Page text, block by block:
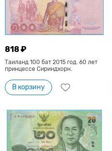
818 ₽
Таиланд 100 бат 2015 год. 60 лет
принцессе Сириндхорн.
В корзину